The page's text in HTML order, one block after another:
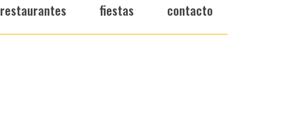
restaurantes fiestas contacto